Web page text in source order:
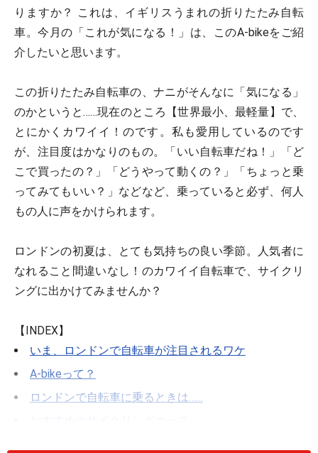
りますか？ これは、イギリスうまれの折りたたみ自転
車。今月の「これが気になる！」は、このA-bikeをご紹
介したいと思います。
この折りたたみ自転車の、ナニがそんなに「気になる」
のかというと……現在のところ【世界最小、最軽量】で、
とにかくカワイイ！のです。私も愛用しているのです
が、注目度はかなりのもの。「いい自転車だね！」「ど
こで買ったの？」「どうやって動くの？」「ちょっと乗
ってみてもいい？」などなど、乗っていると必ず、何人
もの人に声をかけられます。
ロンドンの初夏は、とても気持ちの良い季節。人気者に
なれること間違いなし！のカワイイ自転車で、サイクリ
ングに出かけてみませんか？
【INDEX】
いま、ロンドンで自転車が注目されるワケ
A-bikeって？
ロンドンで自転車に乗るときは……